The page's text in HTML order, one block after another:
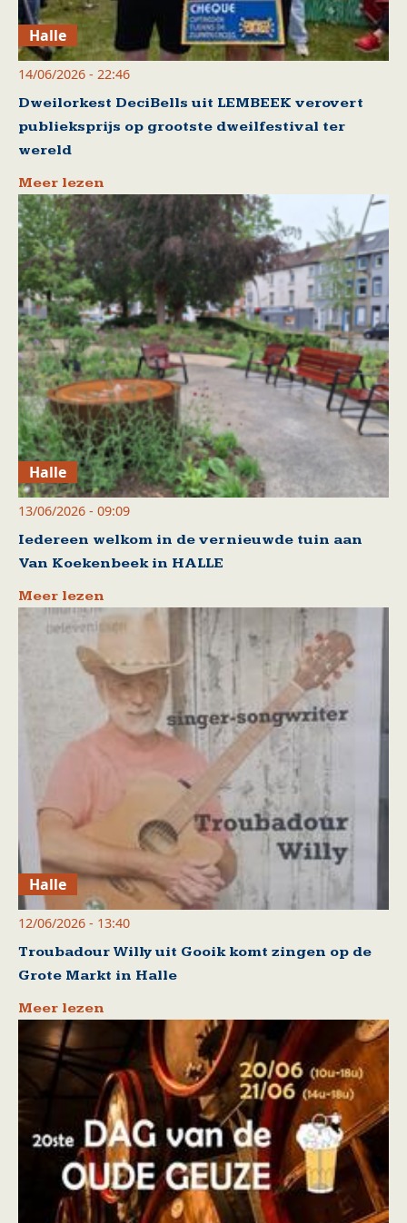
Halle
14/06/2026 - 22:46
Dweilorkest DeciBells uit LEMBEEK verovert
publieksprijs op grootste dweilfestival ter
wereld
Meer lezen
Halle
13/06/2026 - 09:09
Iedereen welkom in de vernieuwde tuin aan
Van Koekenbeek in HALLE
Meer lezen
Halle
12/06/2026 - 13:40
Troubadour Willy uit Gooik komt zingen op de
Grote Markt in Halle
Meer lezen